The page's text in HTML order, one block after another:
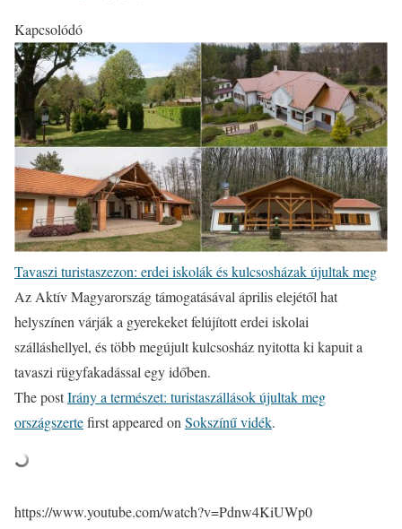
Kapcsolódó
Tavaszi turistaszezon: erdei iskolák és kulcsosházak újultak meg
Az Aktív Magyarország támogatásával április elejétől hat
helyszínen várják a gyerekeket felújított erdei iskolai
szálláshellyel, és több megújult kulcsosház nyitotta ki kapuit a
tavaszi rügyfakadással egy időben.
The postIrány a természet: turistaszállások újultak meg
országszertefirst appeared on Sokszínű vidék.
https://www.youtube.com/watch?v=Pdnw4KiUWp0